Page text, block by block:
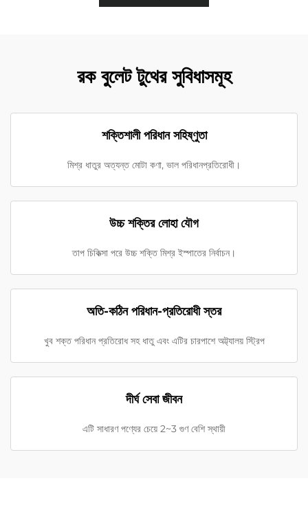
রক বুলেট টুথের সুবিধাসমূহ
শক্তিশালী পরিধান সহিষ্ণুতা
মিশ্র ধাতুর অত্যন্ত মোটা কণা, ভাল পরিধানপ্রতিরোধী।
উচ্চ শক্তির লোহা যৌগ
তাপ চিকিত্সা পরে উচ্চ শক্তি মিশ্র ইস্পাতের নির্বাচন।
অতি-কঠিন পরিধান-প্রতিরোধী স্তর
খুব শক্ত পরিধান প্রতিরোধ সহ ধাতু এবং এটির চারপাশে অট্ট্যালয় স্ট্রিপ
দীর্ঘ সেবা জীবন
এটি সাধারণ পণ্যের চেয়ে 2~3 গুণ বেশি স্থায়ী